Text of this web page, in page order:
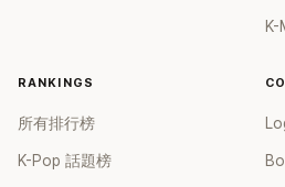
K-
RANKINGS
所有排行榜
K-Pop 話題榜